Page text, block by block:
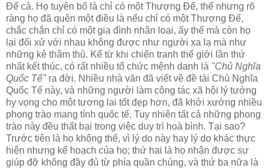
Ðế cả. Họ tuyên bố là chỉ có một Thượng Ðế, thế nhưng rõ
ràng họ đã quên một điều là nếu chỉ có một Thượng Ðế,
chắc chắn chỉ có một gia đình nhân loại, ấy thế mà còn họ
lại đối xử với nhau không được như người xa lạ mà như
những kẻ thâm thù. Kể từ khi chiến tranh thế giới lần thứ
nhất kết thúc, có rất nhiều tổ chức mệnh danh là "Chủ Nghĩa
Quốc Tế" ra đời. Nhiều nhà văn đã viết về đề tài Chủ Nghĩa
Quốc Tế này, và những người làm công tác xã hội lý tưởng
hy vọng cho một tương lai tốt đẹp hơn, đã khởi xướng nhiều
phong trào mang tính quốc tế. Tuy nhiên tất cả những phong
trào này đều thất bại trong việc duy trì hoà bình. Tại sao?
Trước tiên là họ không thể, vì lý do này hay lý do khác thực
hiện nhưng kế hoạch của họ; thứ hai là họ nhận được sự
giúp đỡ không đầy đủ từ phía quần chúng, và thứ ba nữa là